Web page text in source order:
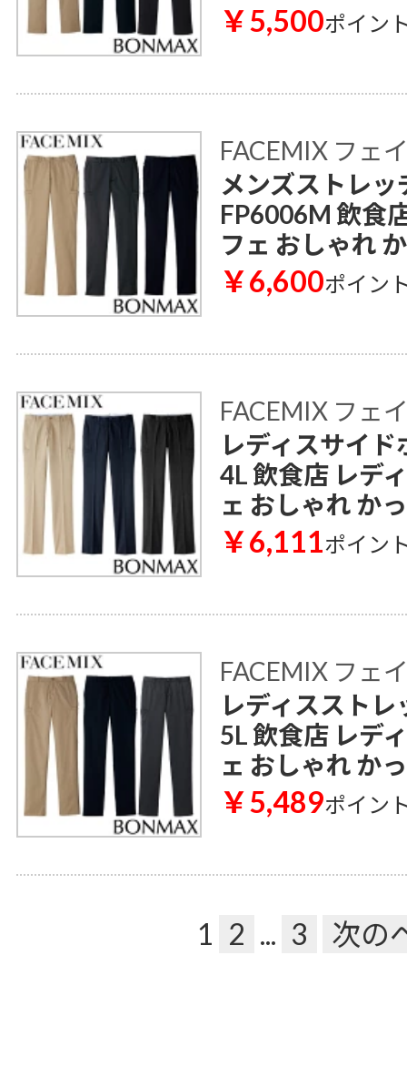
￥5,500ポイン
FACEMIX フェ
メンズストレ
FP6006M 飲食
フェ おしゃれ
￥6,600ポイン
FACEMIX フェ
レディスサイ
4L 飲食店 レデ
ェ おしゃれ か
￥6,111ポイン
FACEMIX フェ
レディススト
5L 飲食店 レデ
ェ おしゃれ か
￥5,489ポイン
1 2 ... 3 次の